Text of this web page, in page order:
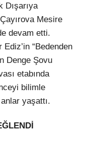
Dışarıya
Mesire
devam etti.
“Bedenden
Denge Şovu
etabında
bilimle
yaşattı.